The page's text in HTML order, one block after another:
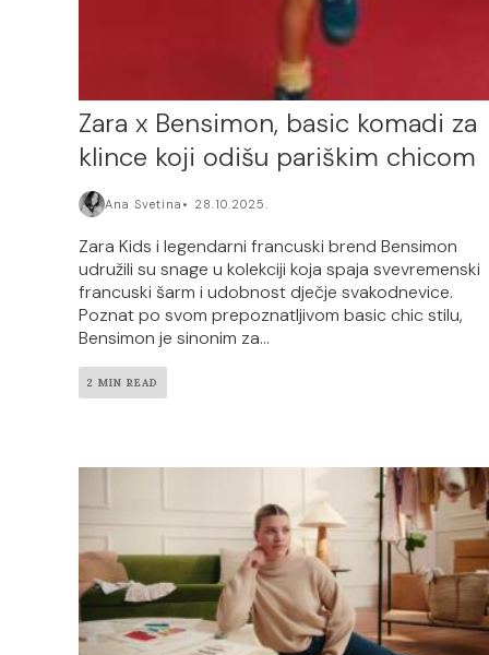
Zara x Bensimon, basic komadi za
klince koji odišu pariškim chicom
Ana Svetina 28.10.2025.
Zara Kids i legendarni francuski brend Bensimon
udružili su snage u kolekciji koja spaja svevremenski
francuski šarm i udobnost dječje svakodnevice.
Poznat po svom prepoznatljivom basic chic stilu,
Bensimon je sinonim za...
2 MIN READ